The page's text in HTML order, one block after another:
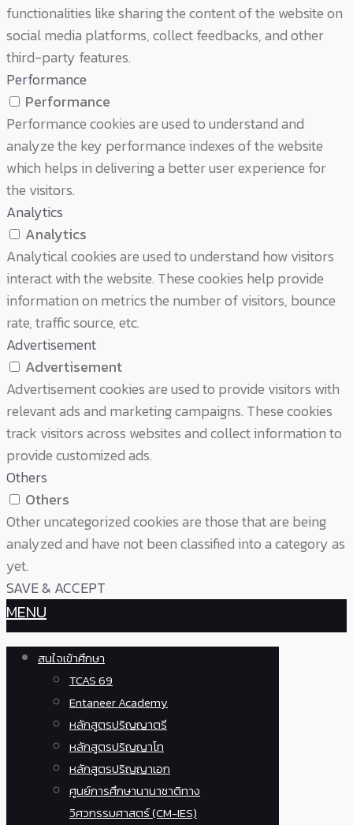
functionalities like sharing the content of the website on
social media platforms, collect feedbacks, and other
third-party features.
Performance
Performance
Performance cookies are used to understand and
analyze the key performance indexes of the website
which helps in delivering a better user experience for
the visitors.
Analytics
Analytics
Analytical cookies are used to understand how visitors
interact with the website. These cookies help provide
information on metrics the number of visitors, bounce
rate, traffic source, etc.
Advertisement
Advertisement
Advertisement cookies are used to provide visitors with
relevant ads and marketing campaigns. These cookies
track visitors across websites and collect information to
provide customized ads.
Others
Others
Other uncategorized cookies are those that are being
analyzed and have not been classified into a category as
yet.
SAVE & ACCEPT
MENU
สนใจเข้าศึกษา
TCAS 69
Entaneer Academy
หลักสูตรปริญญาตรี
หลักสูตรปริญญาโท
หลักสูตรปริญญาเอก
ศูนย์การศึกษานานาชาติทาง
วิศวกรรมศาสตร์ (CM-IES)